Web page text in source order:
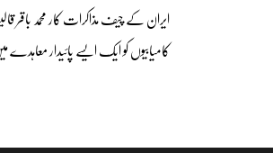
ایران کے چیف مذاکرات کار محمد
کامیابیوں کو ایک ایسے پائیدار